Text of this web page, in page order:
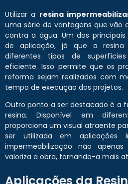
Utilizar a resina
uma série de vantagens que vão
contra a água. Um dos
de aplicação, já que a
diferentes tipos de
eficiente. Isso permite que os
reforma sejam realizados com
tempo de execução dos projetos.
Outro ponto a ser destacado é a
resina. Disponível em
proporciona um visual atraente
ser utilizada em aplicações
impermeabilização não
valoriza a obra, tornando-a mais